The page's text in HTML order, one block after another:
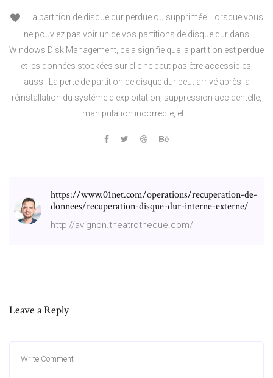
La partition de disque dur perdue ou supprimée. Lorsque vous
ne pouviez pas voir un de vos partitions de disque dur dans
Windows Disk Management, cela signifie que la partition est perdue
et les données stockées sur elle ne peut pas être accessibles,
aussi. La perte de partition de disque dur peut arrivé après la
réinstallation du système d'exploitation, suppression accidentelle,
manipulation incorrecte, et …
https://www.01net.com/operations/recuperation-de-
donnees/recuperation-disque-dur-interne-externe/
http://avignon.theatrotheque.com/
Leave a Reply